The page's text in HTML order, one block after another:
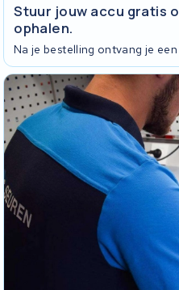
Stuur jouw accu gratis
ophalen.
Na je bestelling ontvang je